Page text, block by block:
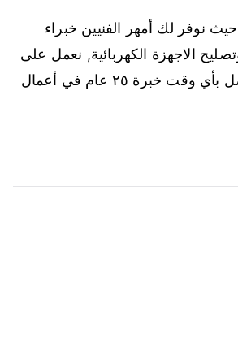
نوفر لك أمهر الفنيين خبراء
الاجهزة الكهربائية, نعمل على
مدار الساعة في كل مناطق الكويت, ولا يوجد أيام عطل وإجازات, اتصل بأي وقت خبرة ٢٥ عام في أعمال